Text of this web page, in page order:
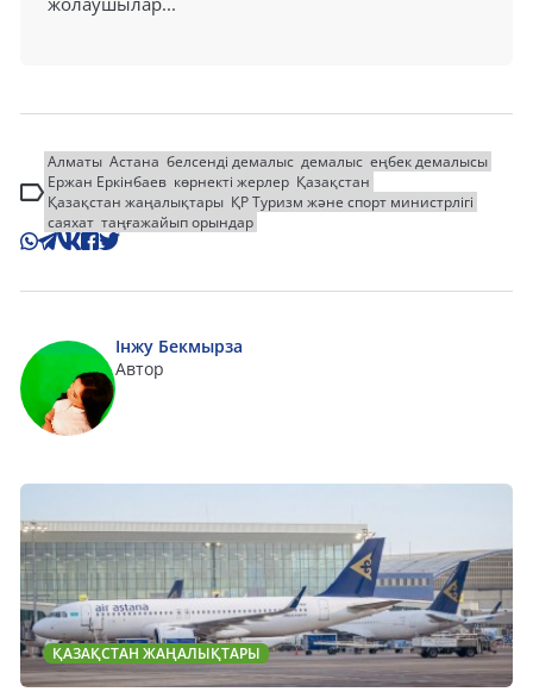
Алматы Астана белсенді демалыс демалыс еңбек демалысы
Ержан Еркінбаев көрнекті жерлер Қазақстан
Қазақстан жаңалықтары ҚР Туризм және спорт министрлігі
саяхат таңғажайып орындар
Інжу Бекмырза
Автор
ҚАЗАҚСТАН ЖАҢАЛЫҚТАРЫ